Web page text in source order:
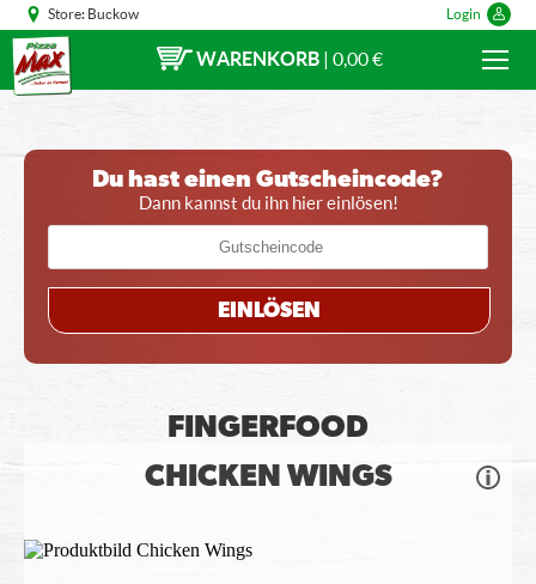
Store: Buckow Login
WARENKORB | 0,00 €
Du hast einen Gutscheincode?
Dann kannst du ihn hier einlösen!
EINLÖSEN
FINGERFOOD
CHICKEN WINGS